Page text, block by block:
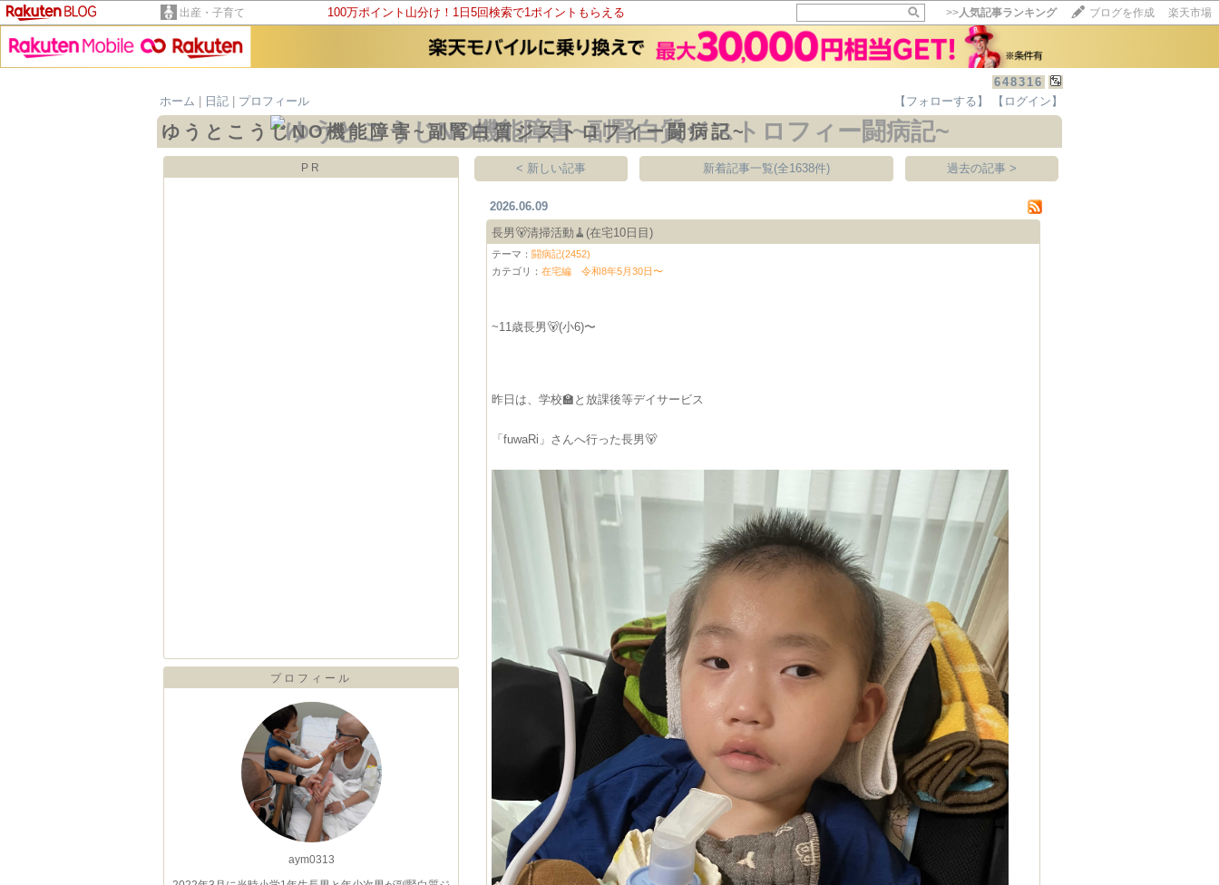
出産・子育て 100万ポイント山分け！1日5回検索で1ポイントもらえる >>人気記事ランキング ブログを作成 楽天市場
648316
ホーム
日記 プロフィール 【フォローする】 【ログイン】
ゆうとこうじNO機能障害~副腎白質ジストロフィー闘病記~
いいね!
PR
プロフィール
aym0313
< 新しい記事 新着記事一覧(全1638件) 過去の記事 >
2026.06.09
長男🐻清掃活動🧹(在宅10日目)
テーマ：闘病記(2452)
カテゴリ：在宅編 令和8年5月30日〜
~11歳長男🐻(小6)〜
昨日は、学校🏫と放課後等デイサービス
「fuwaRi」 さんへ行った長男🐻